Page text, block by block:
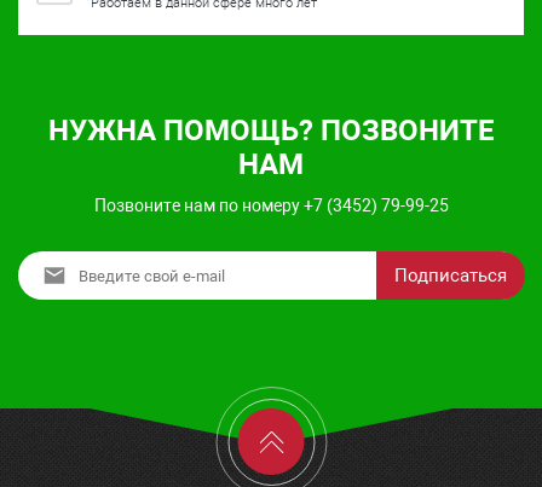
НУЖНА ПОМОЩЬ? ПОЗВОНИТЕ
НАМ
Позвоните нам по номеру +7 (3452) 79-99-25
Подписаться